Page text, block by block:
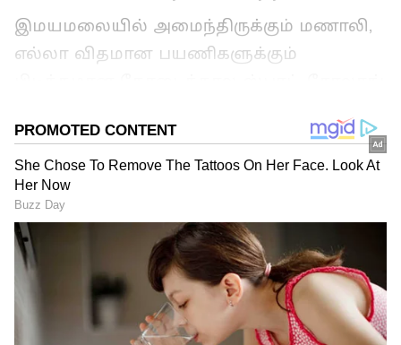
இமயமலையில் அமைந்திருக்கும் மணாலி,
எல்லா விதமான பயணிகளுக்கும்
பாஸில் மலையேற்றம் என சாகச
விரும்பிகளுக்கு இங்கே நிறைய
விஷயங்கள் இருக்கு. இல்லை என்றால்,
பழைய மணாலியின் அழகை
ரசித்துக்கொண்டே இருக்கலாம். ஜில்லுனு
காத்து, அழகான இயற்கை காட்சிகள்,
கலகலப்பான கஃபேக்கள் என இது ஒரு
சரியான கோடைக்கால புகலிடம். தேனிலவு